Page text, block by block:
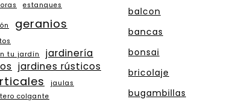
estanques
geranios
tu jardín
jardinería
jardines rústicos
jaulas
colgante
balcon
bancas
bonsai
bricolaje
bugambillas